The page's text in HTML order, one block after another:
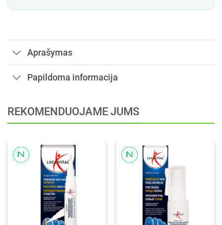
Aprašymas
Papildoma informacija
REKOMENDUOJAME JUMS